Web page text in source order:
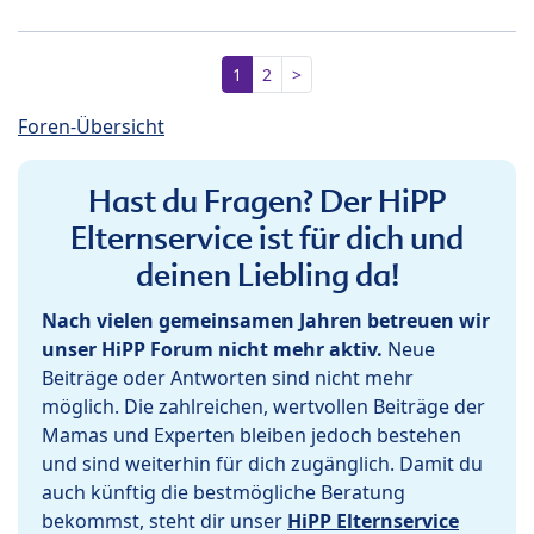
1 2 >
Foren-Übersicht
Hast du Fragen? Der HiPP
Elternservice ist für dich und
deinen Liebling da!
Nach vielen gemeinsamen Jahren betreuen wir
unser HiPP Forum nicht mehr aktiv. Neue
Beiträge oder Antworten sind nicht mehr
möglich. Die zahlreichen, wertvollen Beiträge der
Mamas und Experten bleiben jedoch bestehen
und sind weiterhin für dich zugänglich. Damit du
auch künftig die bestmögliche Beratung
bekommst, steht dir unser HiPP Elternservice